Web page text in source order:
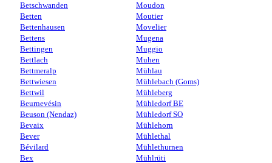
Betschwanden
Betten
Bettenhausen
Bettens
Bettingen
Bettlach
Bettmeralp
Bettwiesen
Bettwil
Beurnevésin
Beuson (Nendaz)
Bevaix
Bever
Bévilard
Bex
Moudon
Moutier
Movelier
Mugena
Muggio
Muhen
Mühlau
Mühlebach (Goms)
Mühleberg
Mühledorf BE
Mühledorf SO
Mühlehorn
Mühlethal
Mühlethurnen
Mühlrüti